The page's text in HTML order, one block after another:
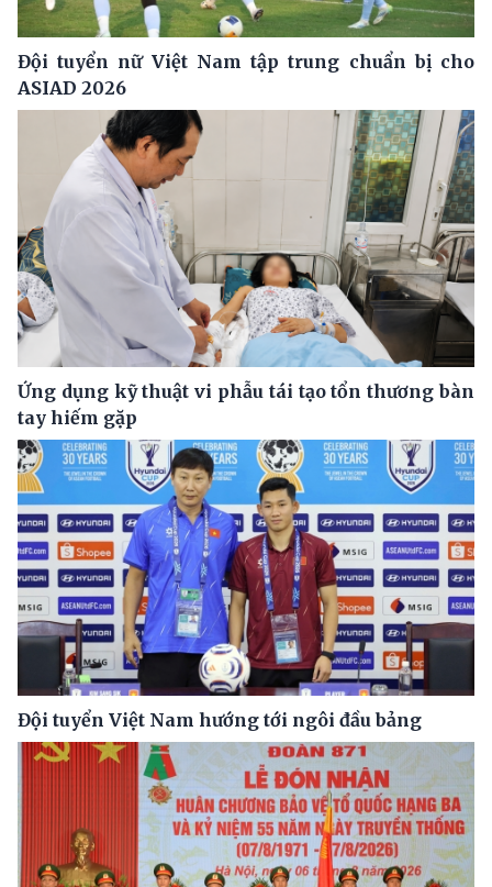
Đội tuyển nữ Việt Nam tập trung chuẩn bị cho
ASIAD 2026
Ứng dụng kỹ thuật vi phẫu tái tạo tổn thương bàn
tay hiếm gặp
Đội tuyển Việt Nam hướng tới ngôi đầu bảng